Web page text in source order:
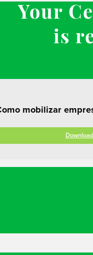
Your
is
mobilizar